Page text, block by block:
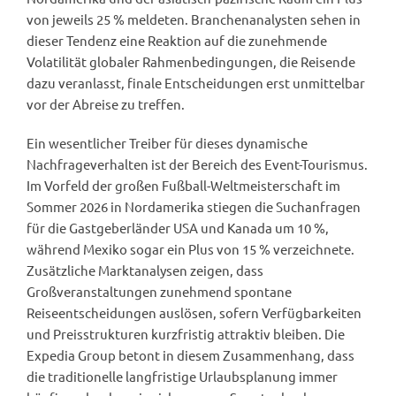
von jeweils 25 % meldeten. Branchenanalysten sehen in
dieser Tendenz eine Reaktion auf die zunehmende
Volatilität globaler Rahmenbedingungen, die Reisende
dazu veranlasst, finale Entscheidungen erst unmittelbar
vor der Abreise zu treffen.
Ein wesentlicher Treiber für dieses dynamische
Nachfrageverhalten ist der Bereich des Event-Tourismus.
Im Vorfeld der großen Fußball-Weltmeisterschaft im
Sommer 2026 in Nordamerika stiegen die Suchanfragen
für die Gastgeberländer USA und Kanada um 10 %,
während Mexiko sogar ein Plus von 15 % verzeichnete.
Zusätzliche Marktanalysen zeigen, dass
Großveranstaltungen zunehmend spontane
Reiseentscheidungen auslösen, sofern Verfügbarkeiten
und Preisstrukturen kurzfristig attraktiv bleiben. Die
Expedia Group betont in diesem Zusammenhang, dass
die traditionelle langfristige Urlaubsplanung immer